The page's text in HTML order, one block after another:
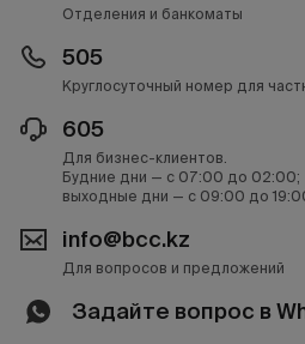
Отделения и банкоматы
505
Круглосуточный номер для
605
Для бизнес-клиентов.
Будние дни — с 07:00 до 02:00;
выходные дни — с 09:00 до
info@bcc.kz
Для вопросов и предложений
Задайте вопрос в